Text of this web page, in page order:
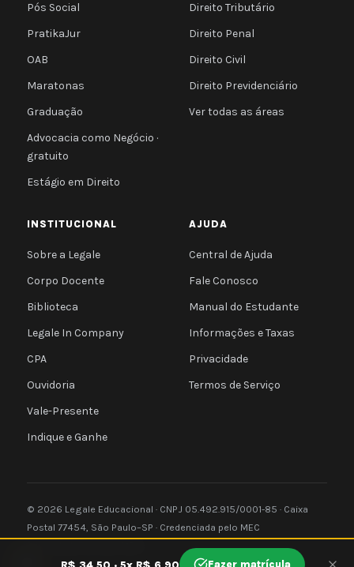
R$ 34,50 · 5x R$ 6,90 Fazer matrícula
Pós Social
PratikaJur
OAB
Maratonas
Graduação
Advocacia como Negócio ·
gratuito
Estágio em Direito
Direito Tributário
Direito Penal
Direito Civil
Direito Previdenciário
Ver todas as áreas
INSTITUCIONAL
Sobre a Legale
Corpo Docente
Biblioteca
Legale In Company
CPA
Ouvidoria
Vale-Presente
Indique e Ganhe
AJUDA
Central de Ajuda
Fale Conosco
Manual do Estudante
Informações e Taxas
Privacidade
Termos de Serviço
© 2026 Legale Educacional · CNPJ 05.492.915/0001-85 · Caixa
Postal 77454, São Paulo–SP · Credenciada pelo MEC